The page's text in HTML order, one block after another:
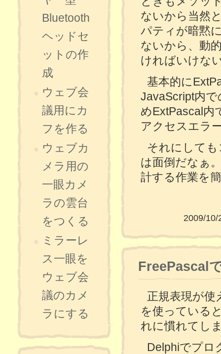
ないから当然
パティが暗黙
ないから、動
ければいけな
基本的に
JavaScript内
めExtPascal内
アクセスエラ
それにして
は面倒だなぁ
計する作業を
2009/
FreePascal
正規表現が使
を使っている
れに慣れてし
Delphiでプロ
Bluetooth
ヘッドセ
ットの作
成
ウェブ会
議用にカ
フを作る
ウェブカ
メラ用の
一眼カメ
ラの雲台
をつくる
ミラーレ
ス一眼を
ウェブ会
議のカメ
ラにする